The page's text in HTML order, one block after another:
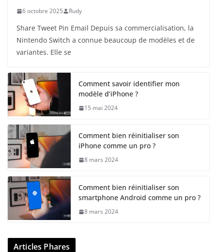
6 octobre 2025 Rudy
Share Tweet Pin Email Depuis sa commercialisation, la
Nintendo Switch a connue beaucoup de modèles et de
variantes. Elle se
Comment savoir identifier mon
modèle d’iPhone ?
15 mai 2024
Comment bien réinitialiser son
iPhone comme un pro ?
8 mars 2024
Comment bien réinitialiser son
smartphone Android comme un pro ?
8 mars 2024
Articles Phares